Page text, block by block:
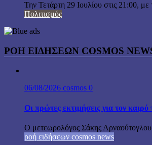
Την Τετάρτη 29 Ιουλίου στις 21:00,
Πολιτισμός
ΡΟΗ ΕΙΔΗΣΕΩΝ COSMOS
06/08/2026 cosmos 0
Οι πρώτες εκτιμήσεις για τον
Ο μετεωρολόγος Σάκης Αρναούτογλου
ροή ειδήσεων cosmos news